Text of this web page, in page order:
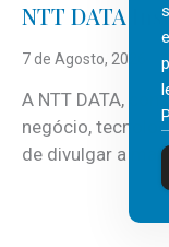
NTT DATA
7 de Agosto, 2026
A NTT DATA,
negócio,
de divulgar a mais